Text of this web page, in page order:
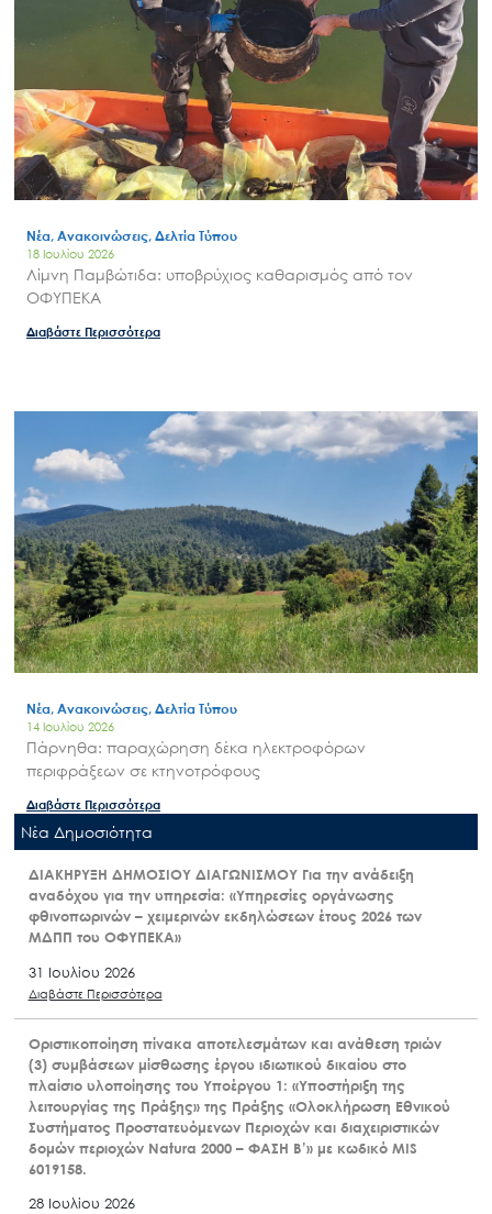
Νέα, Ανακοινώσεις, Δελτία Τύπου
18 Ιουλίου 2026
Λίμνη Παμβώτιδα: υποβρύχιος καθαρισμός από τον
ΟΦΥΠΕΚΑ
Διαβάστε Περισσότερα
Νέα, Ανακοινώσεις, Δελτία Τύπου
14 Ιουλίου 2026
Πάρνηθα: παραχώρηση δέκα ηλεκτροφόρων
περιφράξεων σε κτηνοτρόφους
Διαβάστε Περισσότερα
Nέα Δημοσιότητα
ΔΙΑΚΗΡΥΞΗ ΔΗΜΟΣΙΟΥ ΔΙΑΓΩΝΙΣΜΟΥ Για την ανάδειξη
αναδόχου για την υπηρεσία: «Υπηρεσίες οργάνωσης
φθινοπωρινών – χειμερινών εκδηλώσεων έτους 2026 των
ΜΔΠΠ του ΟΦΥΠΕΚΑ»
31 Ιουλίου 2026
Διαβάστε Περισσότερα
Οριστικοποίηση πίνακα αποτελεσμάτων και ανάθεση τριών
(3) συμβάσεων μίσθωσης έργου ιδιωτικού δικαίου στο
πλαίσιο υλοποίησης του Υποέργου 1: «Υποστήριξη της
λειτουργίας της Πράξης» της Πράξης «Ολοκλήρωση Εθνικού
Συστήματος Προστατευόμενων Περιοχών και διαχειριστικών
δομών περιοχών Natura 2000 – ΦΑΣΗ Β’» με κωδικό MIS
6019158.
28 Ιουλίου 2026